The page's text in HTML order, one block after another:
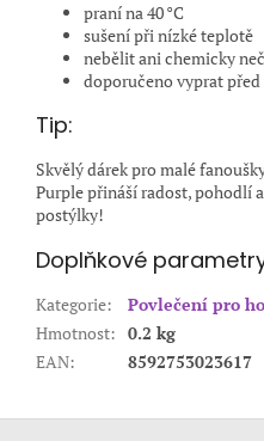
praní na 40 °C
sušení při nízké teplotě
nebělit ani chemicky
doporučeno vyprat
Tip:
Skvělý dárek pro malé
Purple přináší radost, pohodlí
postýlky!
Doplňkové
Kategorie:
Povlečení pro
Hmotnost: 0.2 kg
EAN: 8592753023617